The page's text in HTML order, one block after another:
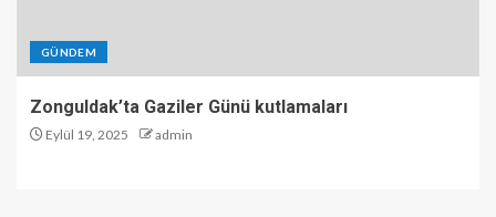
GÜNDEM
Zonguldak’ta Gaziler Günü kutlamaları
Eylül 19, 2025 admin